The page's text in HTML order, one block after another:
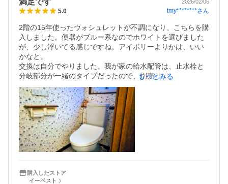
満足です 2026/02/06
5.0 tmy********さん
2階の15年使ったウォシュレットが不調になり、こちらを購
入しました。便器がブルー系なのでホワイトを選びました
が、少し浮いてる感じですね。アイボリーよりかは、いい
かなと。
交換は自分でやりました。我が家の給水配管は、止水栓と
分岐部分が一緒のタイプだったので、別売りのTCA358とい
うやつを使って取り付けました。
商品はシンプルでいいと思います。リモコンは古いやつの
ほうが使いやすいかもです。（この商品は温度設定、タイ
マー設定等リモコンの裏側なので）
プレミストがいい仕事してくれそうです。きれい除菌水は
この商品には付いてませんが、何年かしたらメンテ、部材
料かかるらしいので良しとします。
オート開閉、オート洗浄等付いていませんが、この価格な
もっとみる
購入したストア
イーベスト